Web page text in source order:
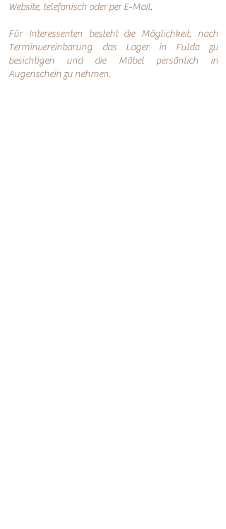
Website, telefonisch oder perE-Mail.
Für Interessenten besteht die Möglichkeit, nach
Terminvereinbarung das Lager in Fulda zu
besichtigen und die Möbel persönlich in
Augenschein zu nehmen.